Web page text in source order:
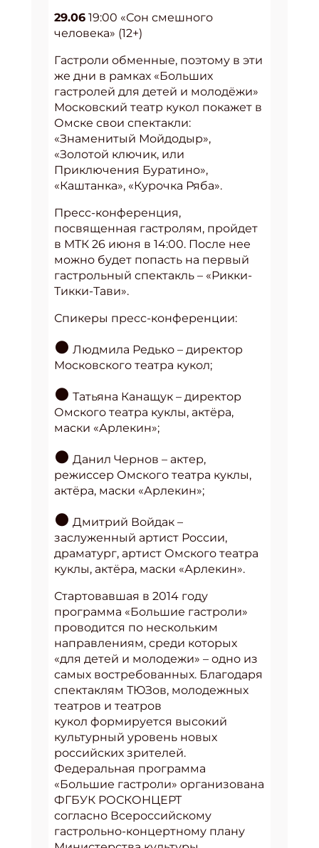
29.06 19:00 «Сон смешного
человека» (12+)
Гастроли обменные, поэтому в эти
же дни в рамках «Больших
гастролей для детей и молодёжи»
Московский театр кукол покажет в
Омске свои спектакли:
«Знаменитый Мойдодыр»,
«Золотой ключик, или
Приключения Буратино»,
«Каштанка», «Курочка Ряба».
Пресс-конференция,
посвященная гастролям, пройдет
в МТК 26 июня в 14:00. После нее
можно будет попасть на первый
гастрольный спектакль – «Рикки-
Тикки-Тави».
Спикеры пресс-конференции:
● Людмила Редько – директор
Московского театра кукол;
● Татьяна Канащук – директор
Омского театра куклы, актёра,
маски «Арлекин»;
● Данил Чернов – актер,
режиссер Омского театра куклы,
актёра, маски «Арлекин»;
● Дмитрий Войдак –
заслуженный артист России,
драматург, артист Омского театра
куклы, актёра, маски «Арлекин».
​​​​​​​Стартовавшая в 2014 году
программа «Большие гастроли»
проводится по нескольким
направлениям, среди которых
«для детей и молодежи» – одно из
самых востребованных. Благодаря
спектаклям ТЮЗов, молодежных
театров и театров
кукол формируется высокий
культурный уровень новых
российских зрителей.
Федеральная программа
«Большие гастроли» организована
ФГБУК РОСКОНЦЕРТ
согласно Всероссийскому
гастрольно-концертному плану